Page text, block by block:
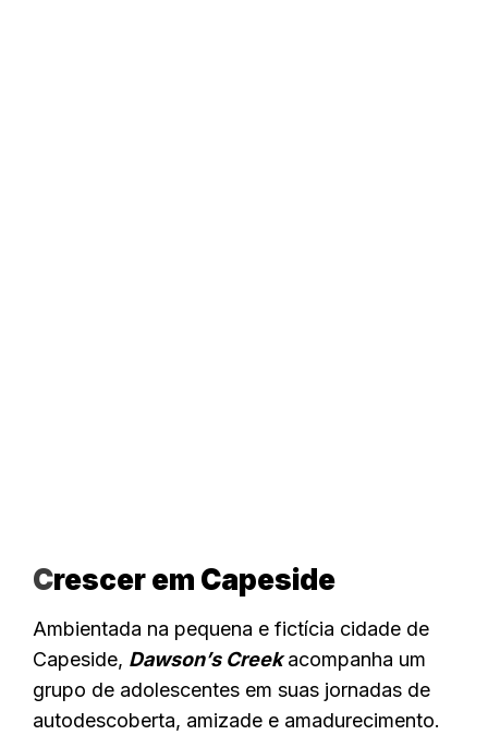
Crescer em Capeside
Ambientada na pequena e fictícia cidade de
Capeside, Dawson’s Creekacompanha um
grupo de adolescentes em suas jornadas de
autodescoberta, amizade e amadurecimento.